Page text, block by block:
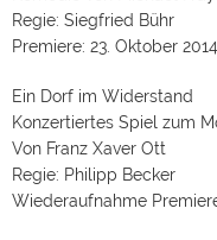
Regie: Siegfried Bühr
Premiere: 23. Oktober 2014
Ein Dorf im Widerstand
Konzertiertes Spiel zum
Von Franz Xaver Ott
Regie: Philipp Becker
Wiederaufnahme